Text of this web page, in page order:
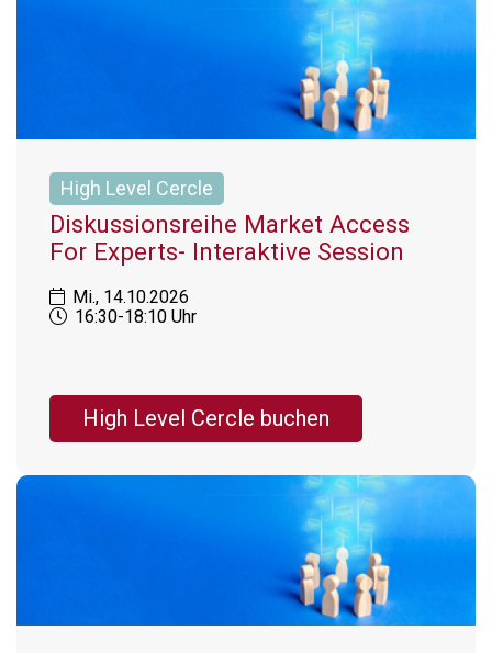
High Level Cercle
Diskussionsreihe Market Access
For Experts- Interaktive Session
Mi., 14.10.2026
16:30-18:10 Uhr
High Level Cercle buchen